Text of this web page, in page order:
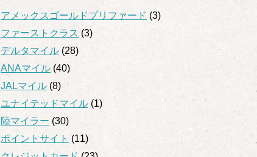
アメックスゴールドプリファード (3)
ファーストクラス (3)
デルタマイル (28)
ANAマイル (40)
JALマイル (8)
ユナイテッドマイル (1)
陸マイラー (30)
ポイントサイト (11)